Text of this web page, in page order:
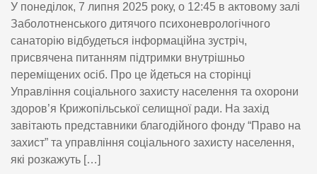
У понеділок, 7 липня 2025 року, о 12:45 в актовому залі
Заболотненського дитячого психоневрологічного
санаторію відбудеться інформаційна зустріч,
присвячена питанням підтримки внутрішньо
переміщених осіб. Про це йдеться на сторінці
Управління соціального захисту населення та охорони
здоров’я Крижопільської селищної ради. На захід
завітають представники благодійного фонду “Право на
захист” та управління соціального захисту населення,
які розкажуть […]